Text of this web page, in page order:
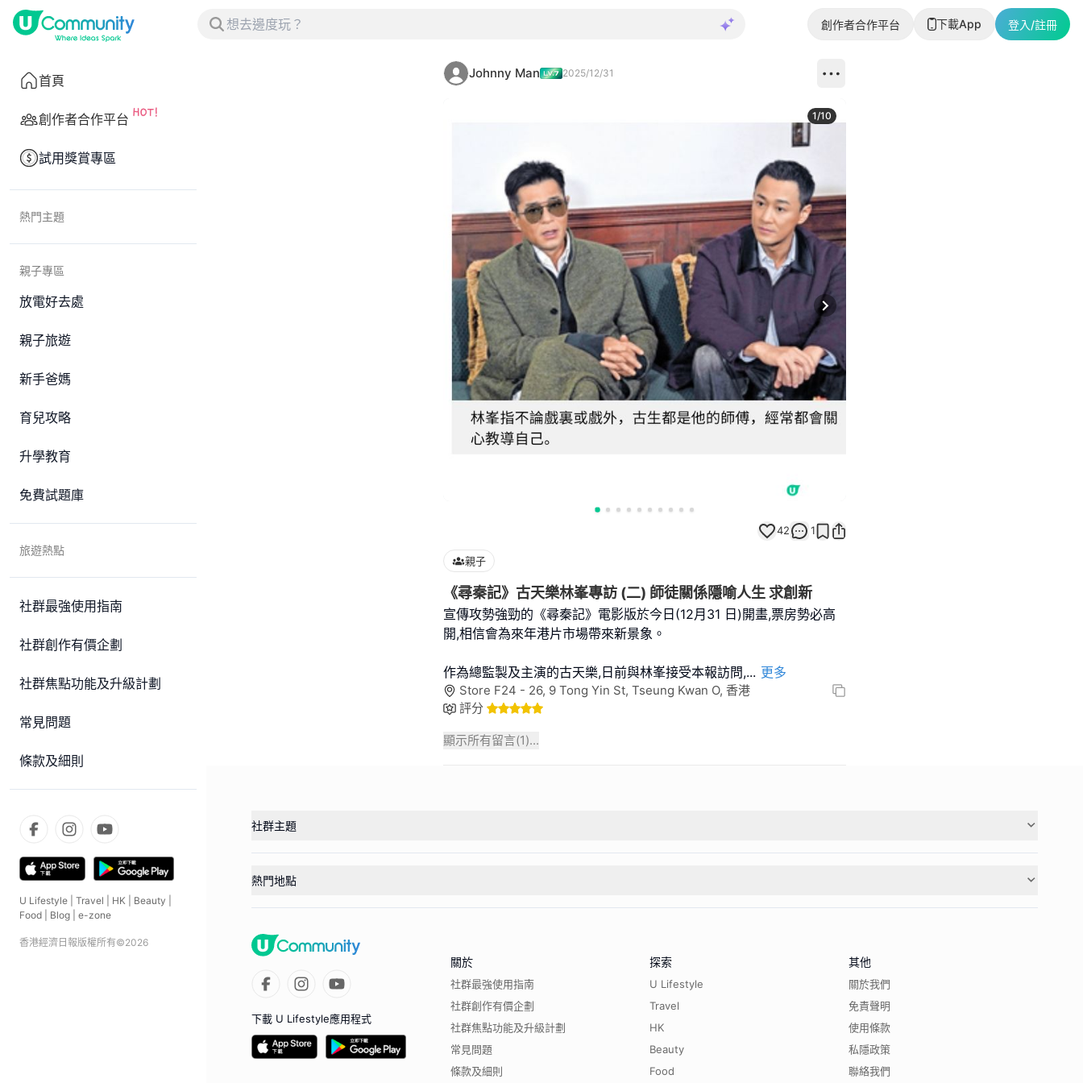
創作者合作平台 下載App 登入/註冊
首頁
創作者合作平台
試用獎賞專區
熱門主題
親子專區
放電好去處
親子旅遊
新手爸媽
育兒攻略
升學教育
免費試題庫
旅遊熱點
社群最強使用指南
社群創作有價企劃
社群焦點功能及升級計劃
常見問題
條款及細則
U Lifestyle Travel HK Beauty
Food
Blog e-zone
香港經濟日報版權所有©2026
Johnny Man 2025/12/31
Next slide
1/10
42 1
親子
《尋秦記》古天樂林峯專訪 (二) 師徒關係隱喻人生 求創新
宣傳攻勢強勁的《尋秦記》電影版於今日(12月31 日)開畫,票房勢必高
開,相信會為來年港片市場帶來新景象。
作為總監製及主演的古天樂,日前與林峯接受本報訪問,... 更多
Store F24 - 26, 9 Tong Yin St, Tseung Kwan O, 香港
評分
顯示所有留言(1)...
社群主題
熱門地點
下載 U Lifestyle應用程式
關於
社群最強使用指南
社群創作有價企劃
社群焦點功能及升級計劃
常見問題
條款及細則
探索
U Lifestyle
Travel
HK
Beauty
Food
其他
關於我們
免責聲明
使用條款
私隱政策
聯絡我們